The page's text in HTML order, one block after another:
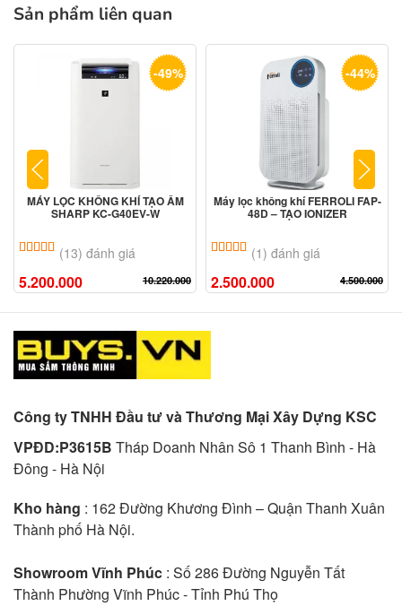
Sản phẩm liên quan
-49%
MÁY LỌC KHÔNG KHÍ TẠO ẨM
SHARP KC-G40EV-W
5.00trên 5 dựa trên
13(13) đánh giá
5.200.000 10.220.000
-44%
Máy lọc không khí FERROLI FAP-
48D – TẠO IONIZER
5.00 trên 5 dựa trên
(1) đánh giá
2.500.000 4.500.000
Công ty TNHH Đầu tư và Thương Mại Xây Dựng KSC
VPĐD:P3615B Tháp Doanh Nhân Sô 1 Thanh Bình - Hà
Đông - Hà Nội
Kho hàng : 162 Đường Khương Đình – Quận Thanh Xuân
Thành phố Hà Nội.
Showroom Vĩnh Phúc : Số 286 Đường Nguyễn Tất
Thành Phường Vĩnh Phúc - Tỉnh Phú Thọ